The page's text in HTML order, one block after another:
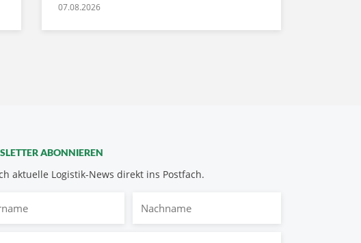
07.08.2026
ABONNIEREN
aktuelle Logistik-News direkt ins Postfach.